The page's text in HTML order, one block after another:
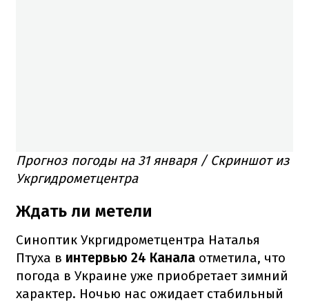
Прогноз погоды на 31 января / Скриншот из
Укргидрометцентра
Ждать ли метели
Синоптик Укргидрометцентра Наталья
Птуха в интервью 24 Канала отметила, что
погода в Украине уже приобретает зимний
характер. Ночью нас ожидает стабильный